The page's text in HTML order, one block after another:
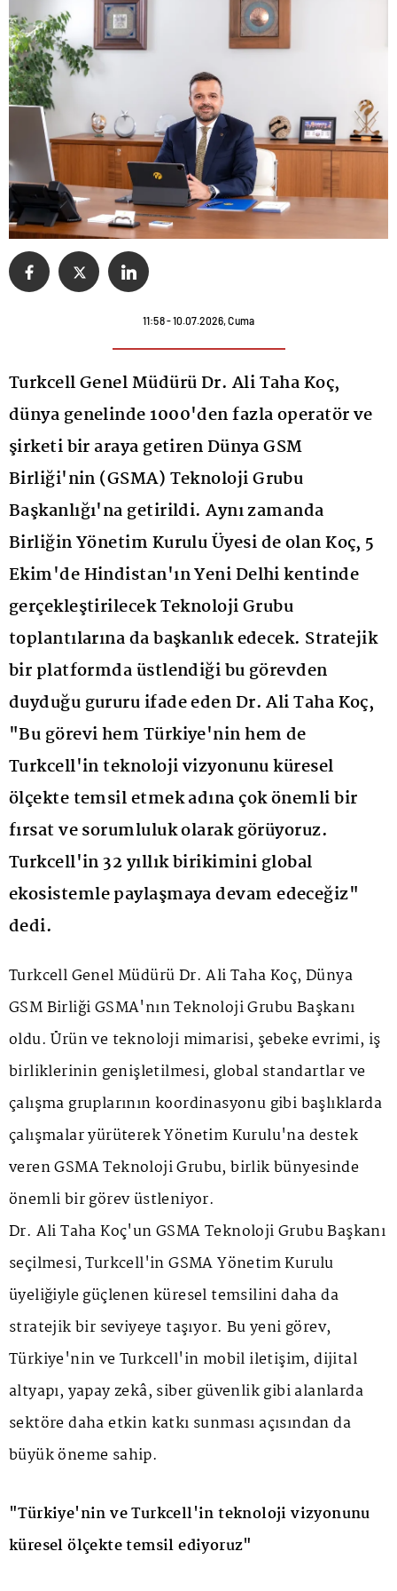
11:58 - 10.07.2026, Cuma
Turkcell Genel Müdürü Dr. Ali Taha Koç,
dünya genelinde 1000'den fazla operatör ve
şirketi bir araya getiren Dünya GSM
Birliği'nin (GSMA) Teknoloji Grubu
Başkanlığı'na getirildi. Aynı zamanda
Birliğin Yönetim Kurulu Üyesi de olan Koç, 5
Ekim'de Hindistan'ın Yeni Delhi kentinde
gerçekleştirilecek Teknoloji Grubu
toplantılarına da başkanlık edecek. Stratejik
bir platformda üstlendiği bu görevden
duyduğu gururu ifade eden Dr. Ali Taha Koç,
"Bu görevi hem Türkiye'nin hem de
Turkcell'in teknoloji vizyonunu küresel
ölçekte temsil etmek adına çok önemli bir
fırsat ve sorumluluk olarak görüyoruz.
Turkcell'in 32 yıllık birikimini global
ekosistemle paylaşmaya devam edeceğiz"
dedi.
Turkcell Genel Müdürü Dr. Ali Taha Koç, Dünya
GSM Birliği GSMA'nın Teknoloji Grubu Başkanı
oldu. Ürün ve teknoloji mimarisi, şebeke evrimi, iş
birliklerinin genişletilmesi, global standartlar ve
çalışma gruplarının koordinasyonu gibi başlıklarda
çalışmalar yürüterek Yönetim Kurulu'na destek
veren GSMA Teknoloji Grubu, birlik bünyesinde
önemli bir görev üstleniyor.
Dr. Ali Taha Koç'un GSMA Teknoloji Grubu Başkanı
seçilmesi, Turkcell'in GSMA Yönetim Kurulu
üyeliğiyle güçlenen küresel temsilini daha da
stratejik bir seviyeye taşıyor. Bu yeni görev,
Türkiye'nin ve Turkcell'in mobil iletişim, dijital
altyapı, yapay zekâ, siber güvenlik gibi alanlarda
sektöre daha etkin katkı sunması açısından da
büyük öneme sahip.
"Türkiye'nin ve Turkcell'in teknoloji vizyonunu
küresel ölçekte temsil ediyoruz"